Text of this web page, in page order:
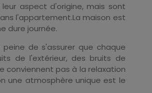
aspect d'origine, mais sont
l'appartement.La maison est
dure journée.
de s'assurer que chaque
de l'extérieur, des bruits de
conviennent pas à la relaxation
une atmosphère unique est le